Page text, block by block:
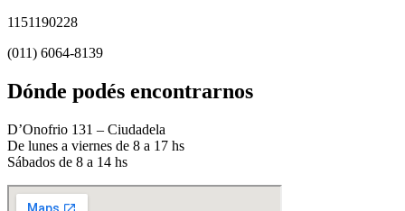
1151190228
(011) 6064-8139
Dónde podés encontrarnos
D’Onofrio 131 – Ciudadela
De lunes a viernes de 8 a 17 hs
Sábados de 8 a 14 hs